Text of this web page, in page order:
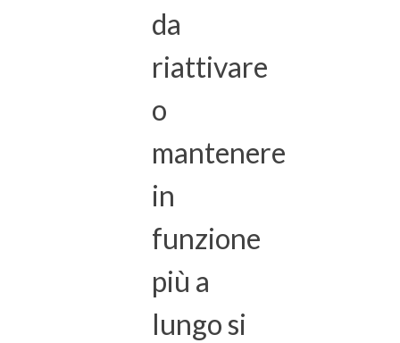
da
riattivare
o
mantenere
in
funzione
più a
lungo si